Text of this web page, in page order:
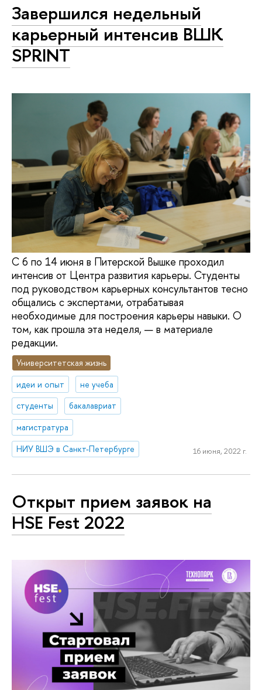
Завершился недельный
карьерный интенсив ВШК
SPRINT
С 6 по 14 июня в Питерской Вышке проходил
интенсив от Центра развития карьеры. Студенты
под руководством карьерных консультантов тесно
общались с экспертами, отрабатывая
необходимые для построения карьеры навыки. О
том, как прошла эта неделя, — в материале
редакции.
Университетская жизнь
идеи и опыт
не учеба
студенты
бакалавриат
магистратура
НИУ ВШЭ в Санкт-Петербурге
16 июня, 2022 г.
Открыт прием заявок на
HSE Fest 2022